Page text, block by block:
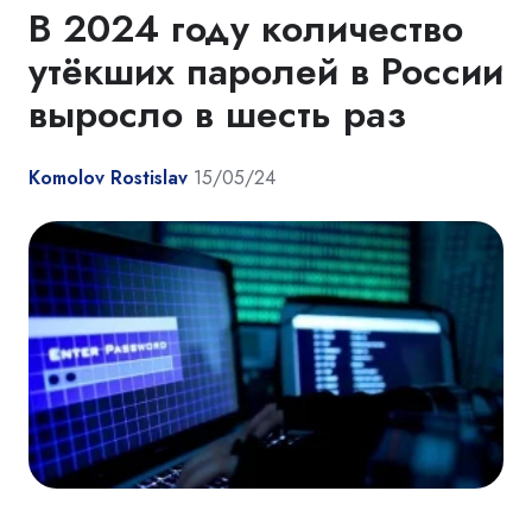
В 2024 году количество
утёкших паролей в России
выросло в шесть раз
Komolov Rostislav 15/05/24